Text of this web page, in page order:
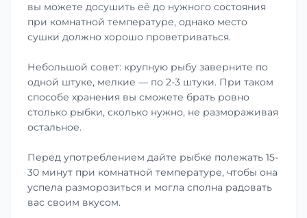
вы можете досушить её до нужного состояния
при комнатной температуре, однако место
сушки должно хорошо проветриваться.
Небольшой совет: крупную рыбу заверните по
одной штуке, мелкие — по 2-3 штуки. При таком
способе хранения вы сможете брать ровно
столько рыбки, сколько нужно, не размораживая
остальное.
Перед употреблением дайте рыбке полежать 15-
30 минут при комнатной температуре, чтобы она
успела разморозиться и могла сполна радовать
вас своим вкусом.